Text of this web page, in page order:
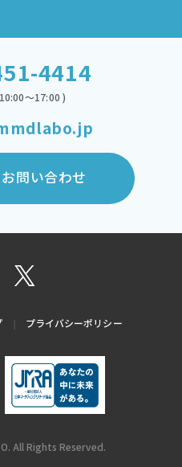
4414
～17:00 )
問い合わせ
プライバシーポリシー
All Rights Reserved.